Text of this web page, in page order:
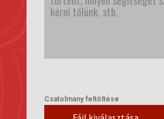
Csatolmány feltöltése